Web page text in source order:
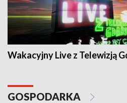
Wakacyjny Live z Telewizją
GOSPODARKA